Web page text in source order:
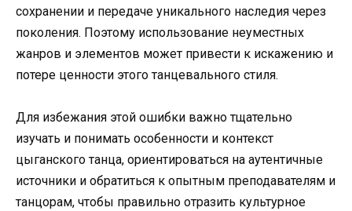
сохранении и передаче уникального наследия через
поколения. Поэтому использование неуместных
жанров и элементов может привести к искажению и
потере ценности этого танцевального стиля.
Для избежания этой ошибки важно тщательно
изучать и понимать особенности и контекст
цыганского танца, ориентироваться на аутентичные
источники и обратиться к опытным преподавателям и
танцорам, чтобы правильно отразить культурное